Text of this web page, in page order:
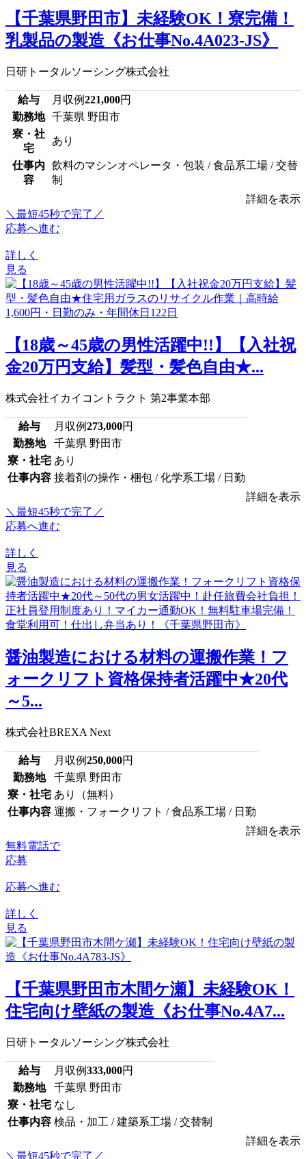
【千葉県野田市】未経験OK！寮完備！
乳製品の製造《お仕事No.4A023-JS》
日研トータルソーシング株式会社
給与 月収例221,000円
勤務地
千葉県 野田市
寮・社
宅
あり
仕事内
容
飲料のマシンオペレータ・包装 / 食品系工場 / 交替
制
詳細を表示
＼最短45秒で完了／
応募へ進む
詳しく
見る
【18歳～45歳の男性活躍中!!】【入社祝
金20万円支給】髪型・髪色自由★...
株式会社イカイコントラクト 第2事業本部
給与 月収例273,000円
勤務地
千葉県 野田市
寮・社宅 あり
仕事内容 接着剤の操作・梱包 / 化学系工場 / 日勤
詳細を表示
＼最短45秒で完了／
応募へ進む
詳しく
見る
醤油製造における材料の運搬作業！フ
ォークリフト資格保持者活躍中★20代
～5...
株式会社BREXA Next
給与 月収例250,000円
勤務地
千葉県 野田市
寮・社宅 あり（無料）
仕事内容 運搬・フォークリフト / 食品系工場 / 日勤
詳細を表示
無料電話で
応募
応募へ進む
詳しく
見る
【千葉県野田市木間ケ瀬】未経験OK！
住宅向け壁紙の製造《お仕事No.4A7...
日研トータルソーシング株式会社
給与 月収例333,000円
勤務地
千葉県 野田市
寮・社宅 なし
仕事内容 検品・加工 / 建築系工場 / 交替制
詳細を表示
＼最短45秒で完了／